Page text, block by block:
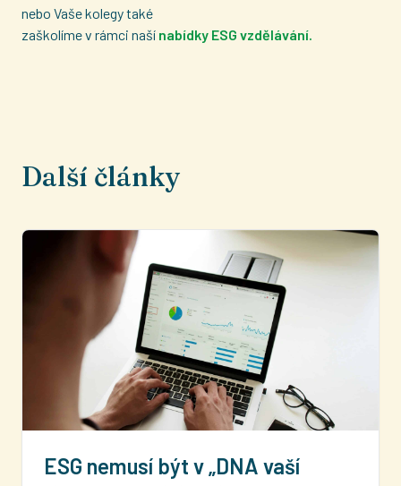
nebo Vaše kolegy také
zaškolíme v rámci naší nabídky ESG vzdělávání.
Další články
ESG nemusí být v „DNA vaší